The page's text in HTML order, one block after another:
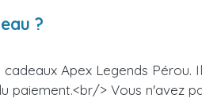
?
Apex Legends Pérou.
> Vous n'avez